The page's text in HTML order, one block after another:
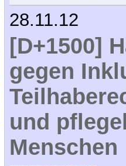
28.11.12
[D+1500]
gegen
und
Menschen